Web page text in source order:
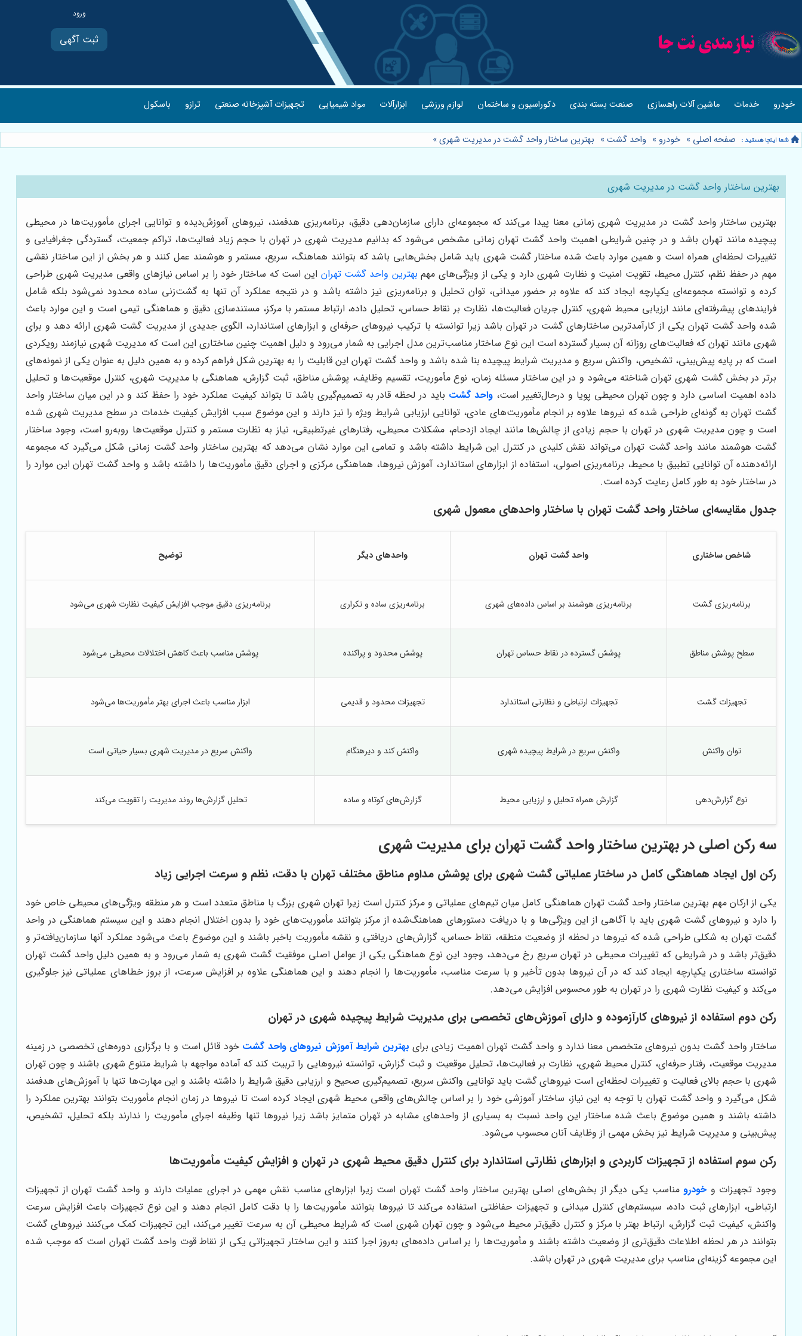
ثبت آگهی
خودرو خدمات ماشین آلات راهسازی صنعت بسته بندی دکوراسیون و ساختمان لوازم ورزشی ابزارآلات مواد شیمیایی تجهیزات آشپزخانه صنعتی ترازو باسکول
صفحه اصلی » خودرو » واحد گشت» بهترین ساختار واحد گشت در مدیریت شهری»
بهترین ساختار واحد گشت در مدیریت شهری
بهترین ساختار واحد گشت در مدیریت شهری زمانی معنا پیدا می‌کند که مجموعه‌ای دارای سازمان‌دهی دقیق، برنامه‌ریزی هدفمند، نیروهای آموزش‌دیده و توانایی اجرای مأموریت‌ها در محیطی
پیچیده مانند تهران باشد و در چنین شرایطی اهمیت واحد گشت تهران زمانی مشخص می‌شود که بدانیم مدیریت شهری در تهران با حجم زیاد فعالیت‌ها، تراکم جمعیت، گستردگی جغرافیایی و
تغییرات لحظه‌ای همراه است و همین موارد باعث شده ساختار گشت شهری باید شامل بخش‌هایی باشد که بتوانند هماهنگ، سریع، مستمر و هوشمند عمل کنند و هر بخش از این ساختار نقشی
مهم در حفظ نظم، کنترل محیط، تقویت امنیت و نظارت شهری دارد و یکی از ویژگی‌های مهم بهترین واحد گشت تهران این است که ساختار خود را بر اساس نیازهای واقعی مدیریت شهری طراحی
کرده و توانسته مجموعه‌ای یکپارچه ایجاد کند که علاوه بر حضور میدانی، توان تحلیل و برنامه‌ریزی نیز داشته باشد و در نتیجه عملکرد آن تنها به گشت‌زنی ساده محدود نمی‌شود بلکه شامل
فرایندهای پیشرفته‌ای مانند ارزیابی محیط شهری، کنترل جریان فعالیت‌ها، نظارت بر نقاط حساس، تحلیل داده، ارتباط مستمر با مرکز، مستندسازی دقیق و هماهنگی تیمی است و این موارد باعث
شده واحد گشت تهران یکی از کارآمدترین ساختارهای گشت در تهران باشد زیرا توانسته با ترکیب نیروهای حرفه‌ای و ابزارهای استاندارد، الگوی جدیدی از مدیریت گشت شهری ارائه دهد و برای
شهری مانند تهران که فعالیت‌های روزانه آن بسیار گسترده است این نوع ساختار مناسب‌ترین مدل اجرایی به شمار می‌رود و دلیل اهمیت چنین ساختاری این است که مدیریت شهری نیازمند رویکردی
است که بر پایه پیش‌بینی، تشخیص، واکنش سریع و مدیریت شرایط پیچیده بنا شده باشد و واحد گشت تهران این قابلیت را به بهترین شکل فراهم کرده و به همین دلیل به عنوان یکی از نمونه‌های
برتر در بخش گشت شهری تهران شناخته می‌شود و در این ساختار مسئله زمان، نوع مأموریت، تقسیم وظایف، پوشش مناطق، ثبت گزارش، هماهنگی با مدیریت شهری، کنترل موقعیت‌ها و تحلیل
داده اهمیت اساسی دارد و چون تهران محیطی پویا و درحال‌تغییر است، واحد گشت باید در لحظه قادر به تصمیم‌گیری باشد تا بتواند کیفیت عملکرد خود را حفظ کند و در این میان ساختار واحد
گشت تهران به گونه‌ای طراحی شده که نیروها علاوه بر انجام مأموریت‌های عادی، توانایی ارزیابی شرایط ویژه را نیز دارند و این موضوع سبب افزایش کیفیت خدمات در سطح مدیریت شهری شده
است و چون مدیریت شهری در تهران با حجم زیادی از چالش‌ها مانند ایجاد ازدحام، مشکلات محیطی، رفتارهای غیرتطبیقی، نیاز به نظارت مستمر و کنترل موقعیت‌ها روبه‌رو است، وجود ساختار
گشت هوشمند مانند واحد گشت تهران می‌تواند نقش کلیدی در کنترل این شرایط داشته باشد و تمامی این موارد نشان می‌دهد که بهترین ساختار واحد گشت زمانی شکل می‌گیرد که مجموعه
ارائه‌دهنده آن توانایی تطبیق با محیط، برنامه‌ریزی اصولی، استفاده از ابزارهای استاندارد، آموزش نیروها، هماهنگی مرکزی و اجرای دقیق مأموریت‌ها را داشته باشد و واحد گشت تهران این موارد را
در ساختار خود به طور کامل رعایت کرده است.
جدول مقایسه‌ای ساختار واحد گشت تهران با ساختار واحدهای معمول شهری
شاخص ساختاری واحد گشت تهران واحدهای دیگر توضیح
برنامه‌ریزی گشت برنامه‌ریزی هوشمند بر اساس داده‌های شهری برنامه‌ریزی ساده و تکراری برنامه‌ریزی دقیق موجب افزایش کیفیت نظارت شهری می‌شود
سطح پوشش مناطق پوشش گسترده در نقاط حساس تهران پوشش محدود و پراکنده پوشش مناسب باعث کاهش اختلالات محیطی می‌شود
تجهیزات گشت تجهیزات ارتباطی و نظارتی استاندارد تجهیزات محدود و قدیمی ابزار مناسب باعث اجرای بهتر مأموریت‌ها می‌شود
توان واکنش واکنش سریع در شرایط پیچیده شهری واکنش کند و دیرهنگام واکنش سریع در مدیریت شهری بسیار حیاتی است
نوع گزارش‌دهی گزارش همراه تحلیل و ارزیابی محیط گزارش‌های کوتاه و ساده تحلیل گزارش‌ها روند مدیریت را تقویت می‌کند
سه رکن اصلی در بهترین ساختار واحد گشت تهران برای مدیریت شهری
رکن اول ایجاد هماهنگی کامل در ساختار عملیاتی گشت شهری برای پوشش مداوم مناطق مختلف تهران با دقت، نظم و سرعت اجرایی زیاد
یکی از ارکان مهم بهترین ساختار واحد گشت تهران هماهنگی کامل میان تیم‌های عملیاتی و مرکز کنترل است زیرا تهران شهری بزرگ با مناطق متعدد است و هر منطقه ویژگی‌های محیطی خاص خود
را دارد و نیروهای گشت شهری باید با آگاهی از این ویژگی‌ها و با دریافت دستورهای هماهنگ‌شده از مرکز بتوانند مأموریت‌های خود را بدون اختلال انجام دهند و این سیستم هماهنگی در واحد
گشت تهران به شکلی طراحی شده که نیروها در لحظه از وضعیت منطقه، نقاط حساس، گزارش‌های دریافتی و نقشه مأموریت باخبر باشند و این موضوع باعث می‌شود عملکرد آنها سازمان‌یافته‌تر و
دقیق‌تر باشد و در شرایطی که تغییرات محیطی در تهران سریع رخ می‌دهد، وجود این نوع هماهنگی یکی از عوامل اصلی موفقیت گشت شهری به شمار می‌رود و به همین دلیل واحد گشت تهران
توانسته ساختاری یکپارچه ایجاد کند که در آن نیروها بدون تأخیر و با سرعت مناسب، مأموریت‌ها را انجام دهند و این هماهنگی علاوه بر افزایش سرعت، از بروز خطاهای عملیاتی نیز جلوگیری
می‌کند و کیفیت نظارت شهری را در تهران به طور محسوس افزایش می‌دهد.
رکن دوم استفاده از نیروهای کارآزموده و دارای آموزش‌های تخصصی برای مدیریت شرایط پیچیده شهری در تهران
ساختار واحد گشت بدون نیروهای متخصص معنا ندارد و واحد گشت تهران اهمیت زیادی برای بهترین شرایط آموزش نیروهای واحد گشت خود قائل است و با برگزاری دوره‌های تخصصی در زمینه
مدیریت موقعیت، رفتار حرفه‌ای، کنترل محیط شهری، نظارت بر فعالیت‌ها، تحلیل موقعیت و ثبت گزارش، توانسته نیروهایی را تربیت کند که آماده مواجهه با شرایط متنوع شهری باشند و چون تهران
شهری با حجم بالای فعالیت و تغییرات لحظه‌ای است نیروهای گشت باید توانایی واکنش سریع، تصمیم‌گیری صحیح و ارزیابی دقیق شرایط را داشته باشند و این مهارت‌ها تنها با آموزش‌های هدفمند
شکل می‌گیرد و واحد گشت تهران با توجه به این نیاز، ساختار آموزشی خود را بر اساس چالش‌های واقعی محیط شهری ایجاد کرده است تا نیروها در زمان انجام مأموریت بتوانند بهترین عملکرد را
داشته باشند و همین موضوع باعث شده ساختار این واحد نسبت به بسیاری از واحدهای مشابه در تهران متمایز باشد زیرا نیروها تنها وظیفه اجرای مأموریت را ندارند بلکه تحلیل، تشخیص،
پیش‌بینی و مدیریت شرایط نیز بخش مهمی از وظایف آنان محسوب می‌شود.
رکن سوم استفاده از تجهیزات کاربردی و ابزارهای نظارتی استاندارد برای کنترل دقیق محیط شهری در تهران و افزایش کیفیت مأموریت‌ها
وجود تجهیزات و خودرومناسب یکی دیگر از بخش‌های اصلی بهترین ساختار واحد گشت تهران است زیرا ابزارهای مناسب نقش مهمی در اجرای عملیات دارند و واحد گشت تهران از تجهیزات
ارتباطی، ابزارهای ثبت داده، سیستم‌های کنترل میدانی و تجهیزات حفاظتی استفاده می‌کند تا نیروها بتوانند مأموریت‌ها را با دقت کامل انجام دهند و این نوع تجهیزات باعث افزایش سرعت
واکنش، کیفیت ثبت گزارش، ارتباط بهتر با مرکز و کنترل دقیق‌تر محیط می‌شود و چون تهران شهری است که شرایط محیطی آن به سرعت تغییر می‌کند، این تجهیزات کمک می‌کنند نیروهای گشت
بتوانند در هر لحظه اطلاعات دقیق‌تری از وضعیت داشته باشند و مأموریت‌ها را بر اساس داده‌های به‌روز اجرا کنند و این ساختار تجهیزاتی یکی از نقاط قوت واحد گشت تهران است که موجب شده
این مجموعه گزینه‌ای مناسب برای مدیریت شهری در تهران باشد.